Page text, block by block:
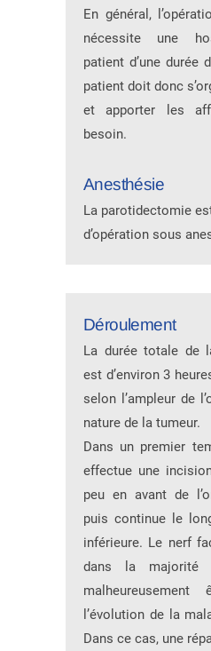
En général,
nécessite une
patient d’une durée
patient doit donc
et apporter les
besoin.
Anesthésie
La parotidectomie
d’opération sous
Déroulement
La durée totale de
est d’environ 3
selon l’ampleur de
nature de la tumeur.
Dans un premier
effectue une
peu en avant de
puis continue le
inférieure. Le nerf
dans la majorité
l’évolution de la
Dans ce cas, une